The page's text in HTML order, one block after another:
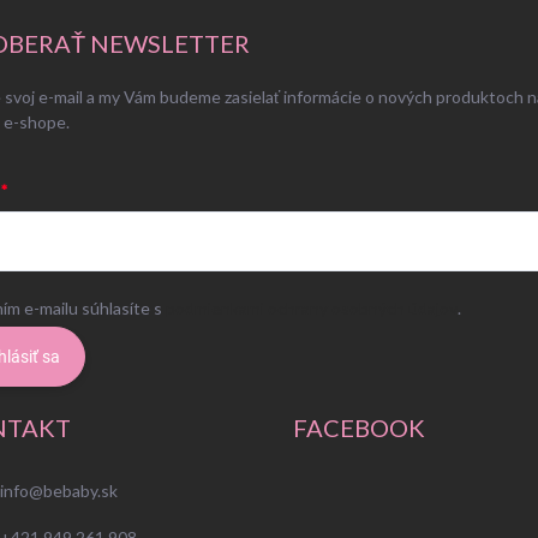
NEWSLETTER
e-mail a my Vám budeme zasielať informácie o nových produktoch
e-shope.
e-mailu súhlasíte s .
sa
info@bebaby.sk
FACEBOOK